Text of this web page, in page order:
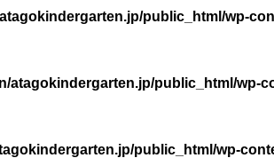
public_html/wp-
atagokindergarten.jp/public_html/wp-
public_html/wp-